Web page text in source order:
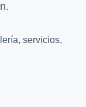
servicios,